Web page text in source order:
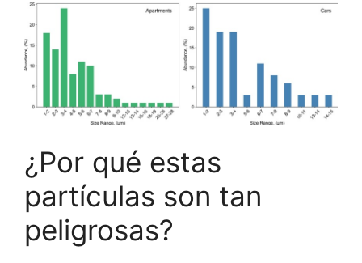
¿Por qué estas
partículas son tan
peligrosas?